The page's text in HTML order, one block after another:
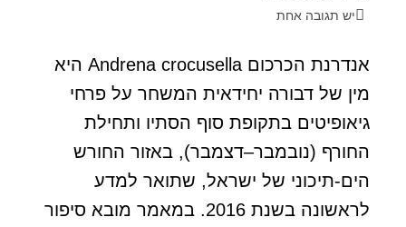
יש תגובה אחת
אנדרנת הכרכום Andrena crocusella היא
מין של דבורה יחידאית המשחר על פרחי
גיאופיטים בתקופת סוף הסתיו ותחילת
החורף (נובמבר–דצמבר), באזור החורש
הים-תיכוני של ישראל, שתואר למדע
לראשונה בשנת 2016. במאמר מובא סיפור